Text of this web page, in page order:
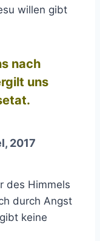
willen gibt
nach
uns
2017
des Himmels
durch Angst
keine